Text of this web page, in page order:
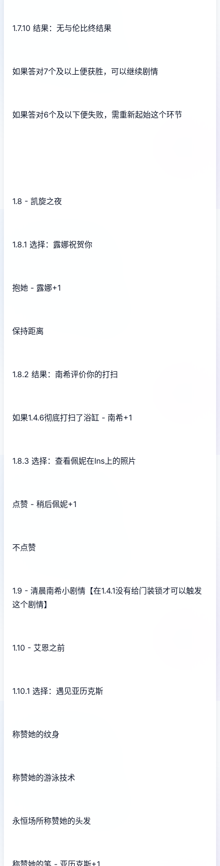
1.7.10 结果：无与伦比终结果
如果答对7个及以上便获胜，可以继续剧情
如果答对6个及以下便失败，需重新起始这个环节
1.8 - 凯旋之夜
1.8.1 选择：露娜祝贺你
抱她 - 露娜+1
保持距离
1.8.2 结果：南希评价你的打扫
如果1.4.6彻底打扫了浴缸 - 南希+1
1.8.3 选择：查看佩妮在Ins上的照片
点赞 - 稍后佩妮+1
不点赞
1.9 - 清晨南希小剧情【在1.4.1没有给门装锁才可以触发
这个剧情】
1.10 - 艾恩之前
1.10.1 选择：遇见亚历克斯
称赞她的纹身
称赞她的游泳技术
永恒场所称赞她的头发
称赞她的笔 - 亚历克斯+1